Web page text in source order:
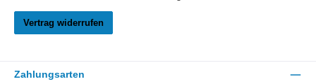
Vertrag widerrufen
Zahlungsarten